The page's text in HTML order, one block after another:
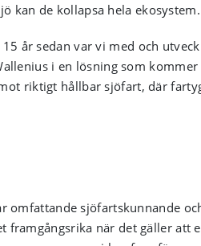
kan de kollapsa hela ekosystem.
år sedan var vi med och
i en lösning som
riktigt hållbar sjöfart, där
omfattande sjöfartskunnande
framgångsrika när det gäller att